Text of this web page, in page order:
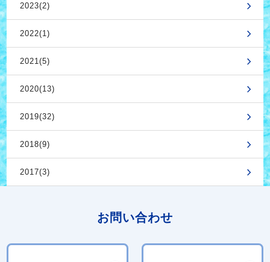
2023(2)
2022(1)
2021(5)
2020(13)
2019(32)
2018(9)
2017(3)
お問い合わせ